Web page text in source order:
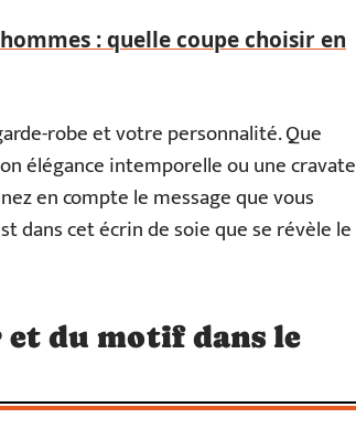
: quelle coupe choisir en
robe et votre personnalité. Que
élégance intemporelle ou une cravate
en compte le message que vous
dans cet écrin de soie que se révèle le
et du motif dans le